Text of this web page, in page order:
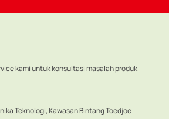
kami untuk konsultasi masalah produk
Teknologi, Kawasan Bintang Toedjoe